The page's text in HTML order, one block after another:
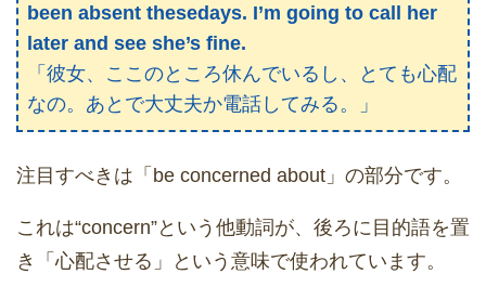
been absent thesedays. I’m going to call her
later and see she’s fine.
「彼女、ここのところ休んでいるし、とても心配
なの。あとで大丈夫か電話してみる。」
注目すべきは「be concerned about」の部分です。
これは“concern”という他動詞が、後ろに目的語を置
き「心配させる」という意味で使われています。